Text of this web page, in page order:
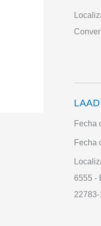
Fecha
Fecha
6555 -
22783-